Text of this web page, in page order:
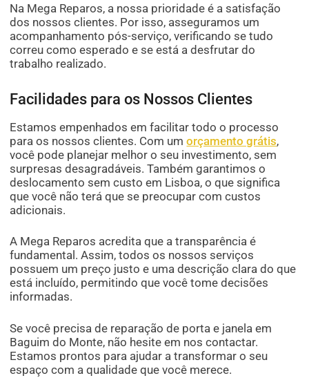
Na Mega Reparos, a nossa prioridade é a satisfação
dos nossos clientes. Por isso, asseguramos um
acompanhamento pós-serviço, verificando se tudo
correu como esperado e se está a desfrutar do
trabalho realizado.
Facilidades para os Nossos Clientes
Estamos empenhados em facilitar todo o processo
para os nossos clientes. Com umorçamento grátis,
você pode planejar melhor o seu investimento, sem
surpresas desagradáveis. Também garantimos o
deslocamento sem custo em Lisboa, o que significa
que você não terá que se preocupar com custos
adicionais.
A Mega Reparos acredita que a transparência é
fundamental. Assim, todos os nossos serviços
possuem um preço justo e uma descrição clara do que
está incluído, permitindo que você tome decisões
informadas.
Se você precisa de reparação de porta e janela em
Baguim do Monte, não hesite em nos contactar.
Estamos prontos para ajudar a transformar o seu
espaço com a qualidade que você merece.